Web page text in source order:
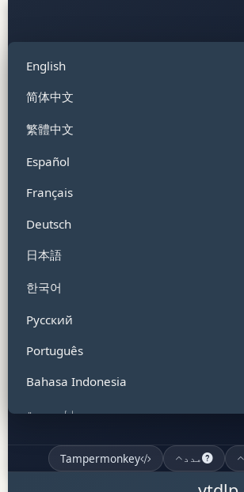
English
简体中文
繁體中文
Español
Français
Deutsch
日本語
한국어
Русский
Português
Bahasa Indonesia
العربية
Tiếng Việt
مدد Tampermonkey